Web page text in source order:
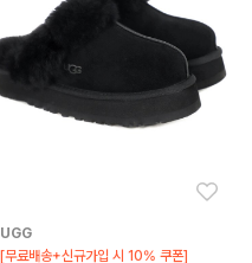
UGG
[무료배송+신규가입 시 10% 쿠폰]